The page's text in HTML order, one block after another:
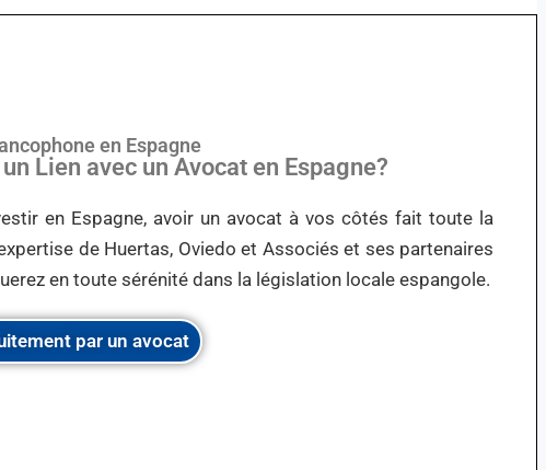
en Espagne
Lien avec un Avocat en Espagne?
en Espagne, avoir un avocat à vos côtés fait toute la
de Huertas, Oviedo et Associés et ses partenaires
en toute sérénité dans la législation locale espangole.
par un avocat